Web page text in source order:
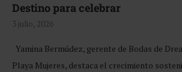
Destino para celebrar
3 julio, 2026
Yamina Bermúdez, gerente de Bodas de
Playa Mujeres, destaca el crecimiento